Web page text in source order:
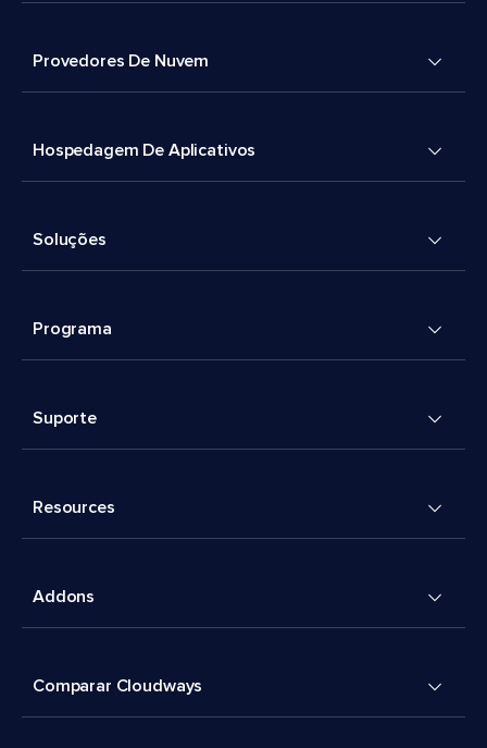
Provedores De Nuvem
Hospedagem De Aplicativos
Soluções
Programa
Suporte
Resources
Addons
Comparar Cloudways